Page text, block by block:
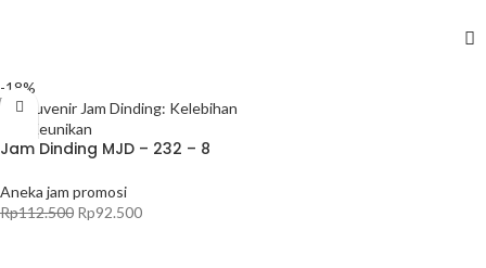
-18%
Jam Dinding MJD – 232 – 8
Aneka jam promosi
Rp112.500 Rp92.500